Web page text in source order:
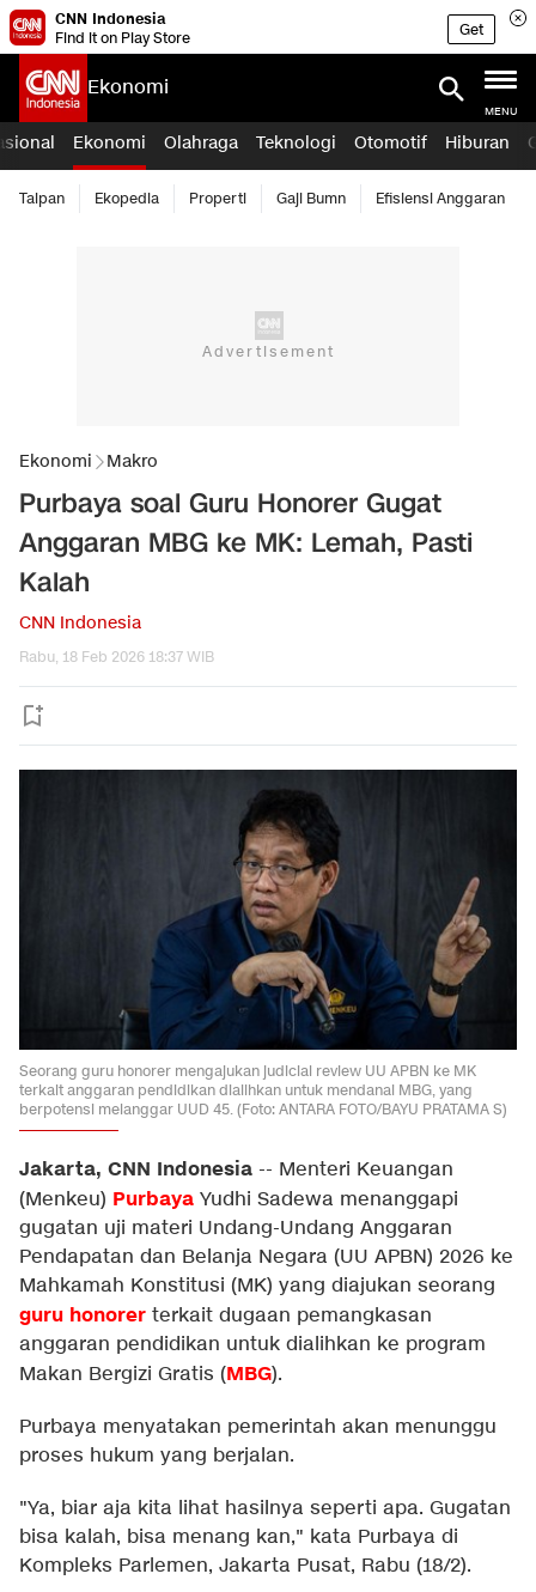
CNN Indonesia
Find it on Play Store
Get
Ekonomi
MENU
Ekonomi Olahraga Teknologi Otomotif Hiburan
Taipan Ekopedia Properti Gaji Bumn Efisiensi Anggaran
Ekonomi Makro
Purbaya soal Guru Honorer Gugat
Anggaran MBG ke MK: Lemah, Pasti
Kalah
CNN Indonesia
Rabu, 18 Feb 2026 18:37 WIB
Seorang guru honorer mengajukan judicial review UU APBN ke MK
terkait anggaran pendidikan dialihkan untuk mendanai MBG, yang
berpotensi melanggar UUD 45. (Foto: ANTARA FOTO/BAYU PRATAMA S)
Jakarta, CNN Indonesia -- Menteri Keuangan
(Menkeu) Purbaya Yudhi Sadewa menanggapi
gugatan uji materi Undang-Undang Anggaran
Pendapatan dan Belanja Negara (UU APBN) 2026 ke
Mahkamah Konstitusi (MK) yang diajukan seorang
guru honorer terkait dugaan pemangkasan
anggaran pendidikan untuk dialihkan ke program
Makan Bergizi Gratis (MBG).
Purbaya menyatakan pemerintah akan menunggu
proses hukum yang berjalan.
"Ya, biar aja kita lihat hasilnya seperti apa. Gugatan
bisa kalah, bisa menang kan," kata Purbaya di
Kompleks Parlemen, Jakarta Pusat, Rabu (18/2).